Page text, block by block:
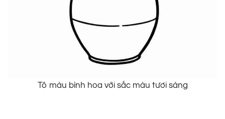
Tô màu bình hoa với sắc màu tươi sáng